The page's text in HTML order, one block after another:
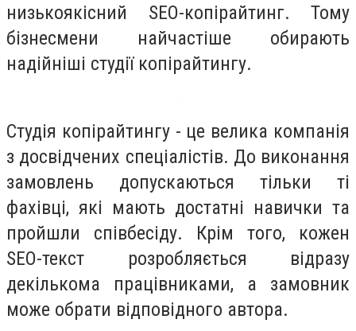
низькоякісний SEO-копірайтинг. Тому
бізнесмени найчастіше обирають
надійніші студії копірайтингу.
Студія копірайтингу - це велика компанія
з досвідчених спеціалістів. До виконання
замовлень допускаються тільки ті
фахівці, які мають достатні навички та
пройшли співбесіду. Крім того, кожен
SEO-текст розробляється відразу
декількома працівниками, а замовник
може обрати відповідного автора.